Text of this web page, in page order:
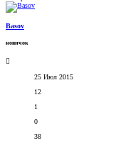
Basov
новичок
25 Июл 2015
12
1
0
38